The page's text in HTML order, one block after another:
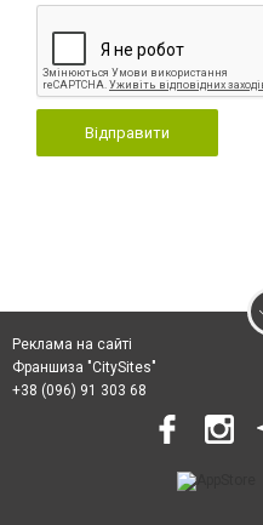
Відправити
Реклама на сайті
Франшиза "CitySites"
+38 (096) 91 303 68